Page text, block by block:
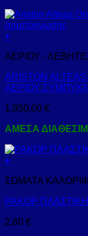
+
ΑΕΡΙΟΥ -
ARISTON
ΑΕΡΙΟΥ
1.950,00 €
ΑΜΕΣΑ
+
το
έχει
παραλλαγές.
ΣΩΜΑΤΑ
ΡΑΚΟΡ
2,60 €